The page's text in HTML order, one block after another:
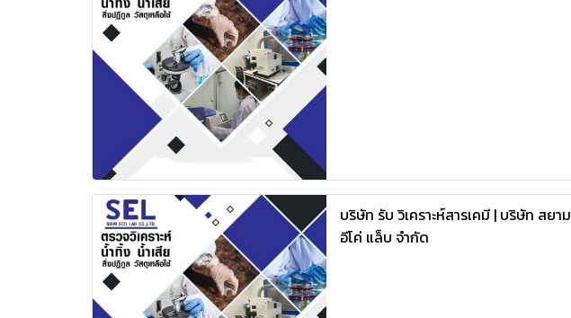
บริษัท รับ วิเคราะห์สารเคมี | บริษัท สยาม
อีโค่ แล็บ จำกัด